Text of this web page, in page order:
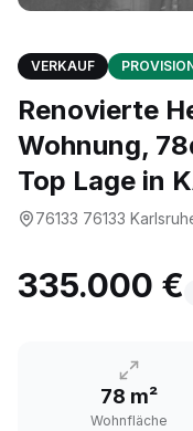
VERKAUF
Renovierte
Wohnung,
Top Lage in
76133 76133
335.000 €
78 m²
Wohnfläche